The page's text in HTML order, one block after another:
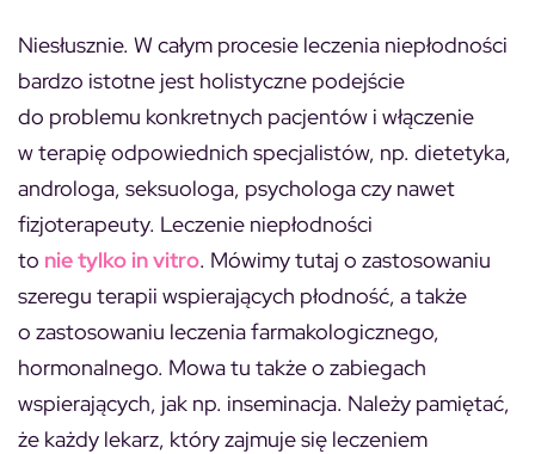
Niesłusznie. W całym procesie leczenia niepłodności
bardzo istotne jest holistyczne podejście
do problemu konkretnych pacjentów i włączenie
w terapię odpowiednich specjalistów, np. dietetyka,
androloga, seksuologa, psychologa czy nawet
fizjoterapeuty. Leczenie niepłodności
to nie tylko in vitro. Mówimy tutaj o zastosowaniu
szeregu terapii wspierających płodność, a także
o zastosowaniu leczenia farmakologicznego,
hormonalnego. Mowa tu także o zabiegach
wspierających, jak np. inseminacja. Należy pamiętać,
że każdy lekarz, który zajmuje się leczeniem